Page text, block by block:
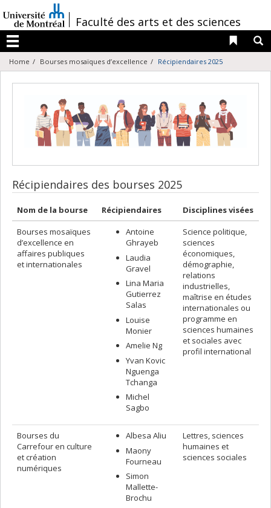
au
contenu
/Faculté des arts et des sciences
Menu
Liens
Home Bourses mosaïques d’excellence Récipiendaires 2025
Récipiendaires des bourses 2025
Nom de la bourse Récipiendaires
Disciplines visées
Bourses mosaïques
d’excellence en
affaires publiques
et internationales
Antoine
Ghrayeb
Laudia
Gravel
Lina Maria
Gutierrez
Salas
Louise
Monier
Amelie Ng
Yvan Kovic
Nguenga
Tchanga
Michel
Sagbo
Science politique,
sciences
économiques,
démographie,
relations
industrielles,
maîtrise en études
internationales ou
programme en
sciences humaines
et sociales avec
profil international
Bourses du
Carrefour en culture
et création
numériques
Albesa Aliu
Maony
Fourneau
Simon
Mallette-
Brochu
Lettres, sciences
humaines et
sciences sociales